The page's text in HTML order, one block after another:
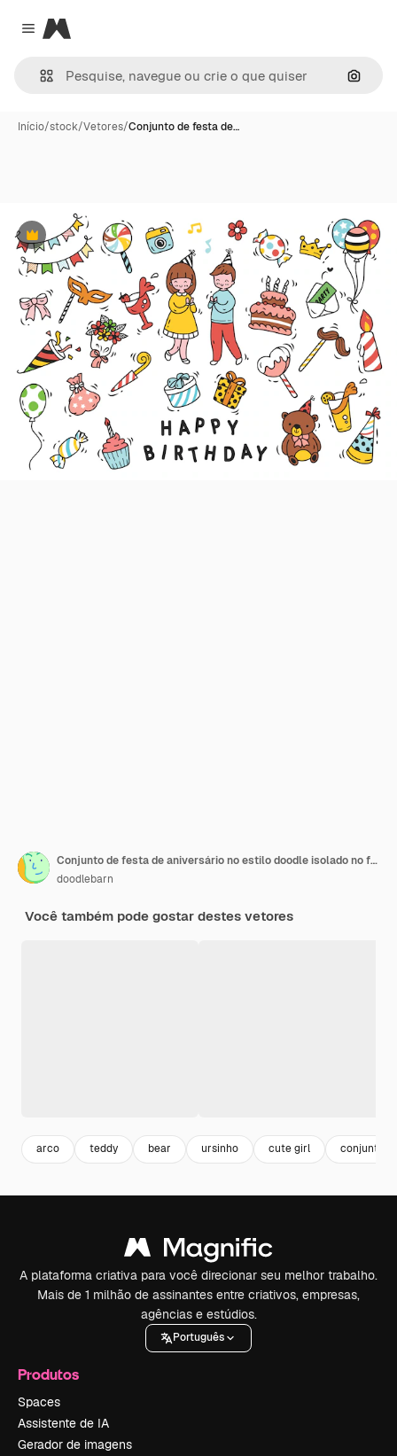
Close menu
Magnific
Início/stock/Vetores/Conjunto de festa de…
Premium
Conjunto de festa de aniversário no estilo doodle isolado no fundo branco
doodlebarn
Você também pode gostar destes vetores
arco teddy bear ursinho cute girl conjunto
A plataforma criativa para você direcionar seu melhor trabalho.
Mais de 1 milhão de assinantes entre criativos, empresas,
agências e estúdios.
Português
Produtos
Spaces
Assistente de IA
Gerador de imagens